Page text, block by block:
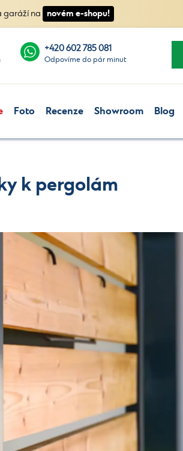
garáží na novém e-shopu!
+420 602 785 081
Odpovíme do pár minut
Foto Recenze Showroom Blog
k pergolám